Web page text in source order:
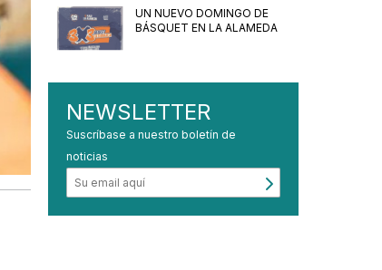
UN NUEVO DOMINGO DE
BÁSQUET EN LA ALAMEDA
NEWSLETTER
Suscríbase a nuestro boletín de
noticias